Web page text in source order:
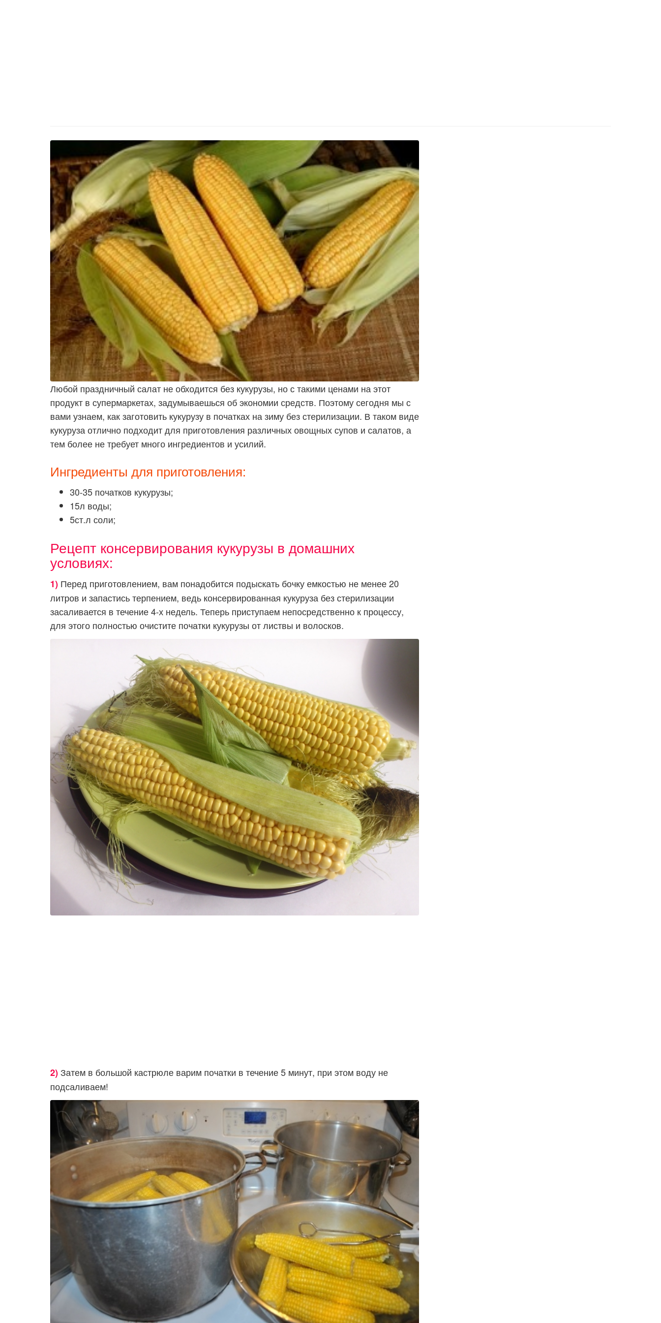
Любой праздничный салат не обходится без кукурузы, но с такими ценами на этот
продукт в супермаркетах, задумываешься об экономии средств. Поэтому сегодня мы с
вами узнаем, как заготовить кукурузу в початках на зиму без стерилизации. В таком виде
кукуруза отлично подходит для приготовления различных овощных супов и салатов, а
тем более не требует много ингредиентов и усилий.
Ингредиенты для приготовления:
30-35 початков кукурузы;
15л воды;
5ст.л соли;
Рецепт консервирования кукурузы в домашних
условиях:
1) Перед приготовлением, вам понадобится подыскать бочку емкостью не менее 20
литров и запастись терпением, ведь консервированная кукуруза без стерилизации
засаливается в течение 4-х недель. Теперь приступаем непосредственно к процессу,
для этого полностью очистите початки кукурузы от листвы и волосков.
2)Затем в большой кастрюле варим початки в течение 5 минут, при этом воду не
подсаливаем!